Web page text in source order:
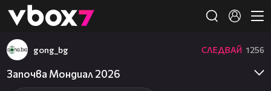
👾
gong_bg СЛЕДВАЙ 1256
Започва Мондиал 2026